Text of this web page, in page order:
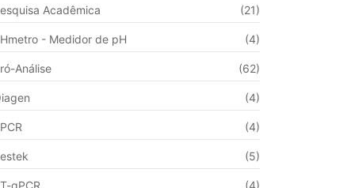
Acadêmica (21)
- Medidor de pH (4)
Análise (62)
(4)
(4)
(5)
qPCR (4)